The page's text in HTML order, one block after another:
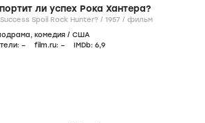
ли успех Рока Хантера?
Will Success Spoil Rock Hunter? / 1957 / фильм
, комедия / США
– film.ru: – IMDb: 6,9